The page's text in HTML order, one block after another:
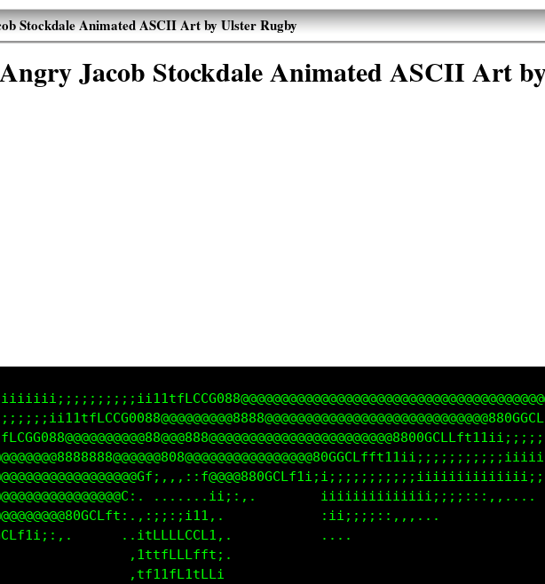
Stockdale Animated ASCII Art by Ulster Rugby
Angry Jacob Stockdale Animated ASCII Art
.,;;;;;i::;:,.
,tttfLLfff1..